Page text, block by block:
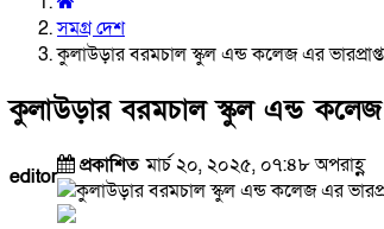
সমগ্র দেশ
কুলাউড়ার বরমচাল স্কুল এন্ড কলেজ এর
কুলাউড়ার বরমচাল স্কুল এন্ড কলেজ
editor প্রকাশিতমার্চ ২০, ২০২৫, ০৭:৪৮ অপরাহ্ণ